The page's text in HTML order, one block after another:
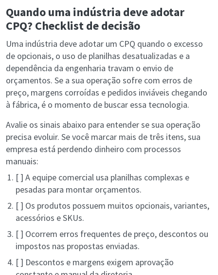
Quando uma indústria deve adotar
CPQ? Checklist de decisão
Uma indústria deve adotar um CPQ quando o excesso
de opcionais, o uso de planilhas desatualizadas e a
dependência da engenharia travam o envio de
orçamentos. Se a sua operação sofre com erros de
preço, margens corroídas e pedidos inviáveis chegando
à fábrica, é o momento de buscar essa tecnologia.
Avalie os sinais abaixo para entender se sua operação
precisa evoluir. Se você marcar mais de três itens, sua
empresa está perdendo dinheiro com processos
manuais:
[ ] A equipe comercial usa planilhas complexas e
pesadas para montar orçamentos.
[ ] Os produtos possuem muitos opcionais, variantes,
acessórios e SKUs.
[ ] Ocorrem erros frequentes de preço, descontos ou
impostos nas propostas enviadas.
[ ] Descontos e margens exigem aprovação